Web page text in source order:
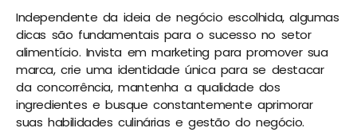
Independente da ideia de negócio escolhida, algumas
dicas são fundamentais para o sucesso no setor
alimentício. Invista em marketing para promover sua
marca, crie uma identidade única para se destacar
da concorrência, mantenha a qualidade dos
ingredientes e busque constantemente aprimorar
suas habilidades culinárias e gestão do negócio.